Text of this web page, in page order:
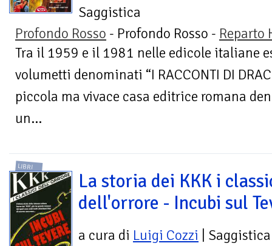
Saggistica
Profondo Rosso - Profondo Rosso - Reparto
Tra il 1959 e il 1981 nelle edicole italiane
volumetti denominati “I RACCONTI DI
piccola ma vivace casa editrice romana
un...
LIBRI
La storia dei KKK i
dell'orrore - Incubi sul
a cura di Luigi Cozzi | Saggistica